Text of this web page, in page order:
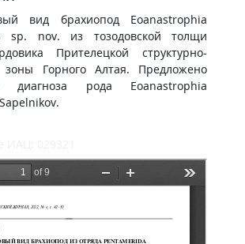
вид брахиопод Eoanastrophia
sp. nov. из тозодовской толщи
Прителецкой структурно-
зоны Горного Алтая. Предложено
диагноза рода Eoanastrophia